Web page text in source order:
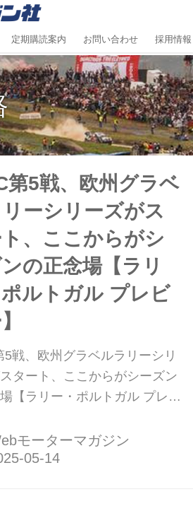
定期購読案内 お問い合わせ 採用情報
第5戦、欧州グラベ
ーシリーズがス
、ここからがシ
の正念場【ラリ
ルトガル プレビ
5戦、欧州グラベルラリーシリ
タート、ここからがシーズン
【ラリー・ポルトガル プレビ
世界ラリー選手権第5戦ラリ
ルトガルが北部の都市ポルト近
モーターマガジン